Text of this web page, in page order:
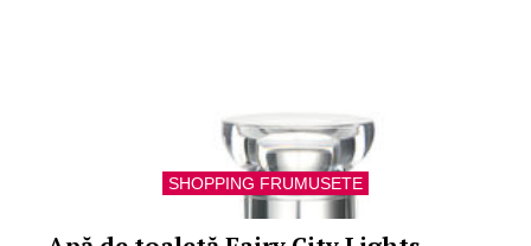
SHOPPING FRUMUSETE